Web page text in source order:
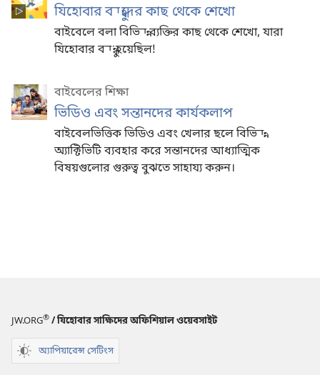
যিহোবার বন্ধুদের কাছ থেকে শেখো
বাইবেলে বলা বিভিন্ন ব্যক্তির কাছ থেকে শেখো, যারা
যিহোবার বন্ধু হয়েছিল!
বাইবেলের শিক্ষা
ভিডিও এবং সন্তানদের কার্যকলাপ
বাইবেলভিত্তিক ভিডিও এবং খেলার ছলে বিভিন্ন
অ্যাক্টিভিটি ব্যবহার করে সন্তানদের আধ্যাত্মিক
বিষয়গুলোর গুরুত্ব বুঝতে সাহায্য করুন।
JW.ORG® / যিহোবার সাক্ষিদের অফিশিয়াল ওয়েবসাইট
অ্যাপিয়ারেন্স সেটিংস